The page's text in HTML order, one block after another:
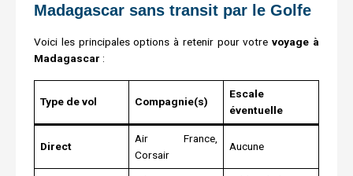
Madagascar sans transit par le Golfe
Voici les principales options à retenir pour votrevoyage à
Madagascar :
Type de vol Compagnie(s)
Escale
éventuelle
Direct
Air France,
Corsair
Aucune